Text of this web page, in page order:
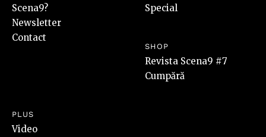
Scena9?
Newsletter
Contact
Special
SHOP
Revista Scena9 #7
Cumpără
PLUS
Video